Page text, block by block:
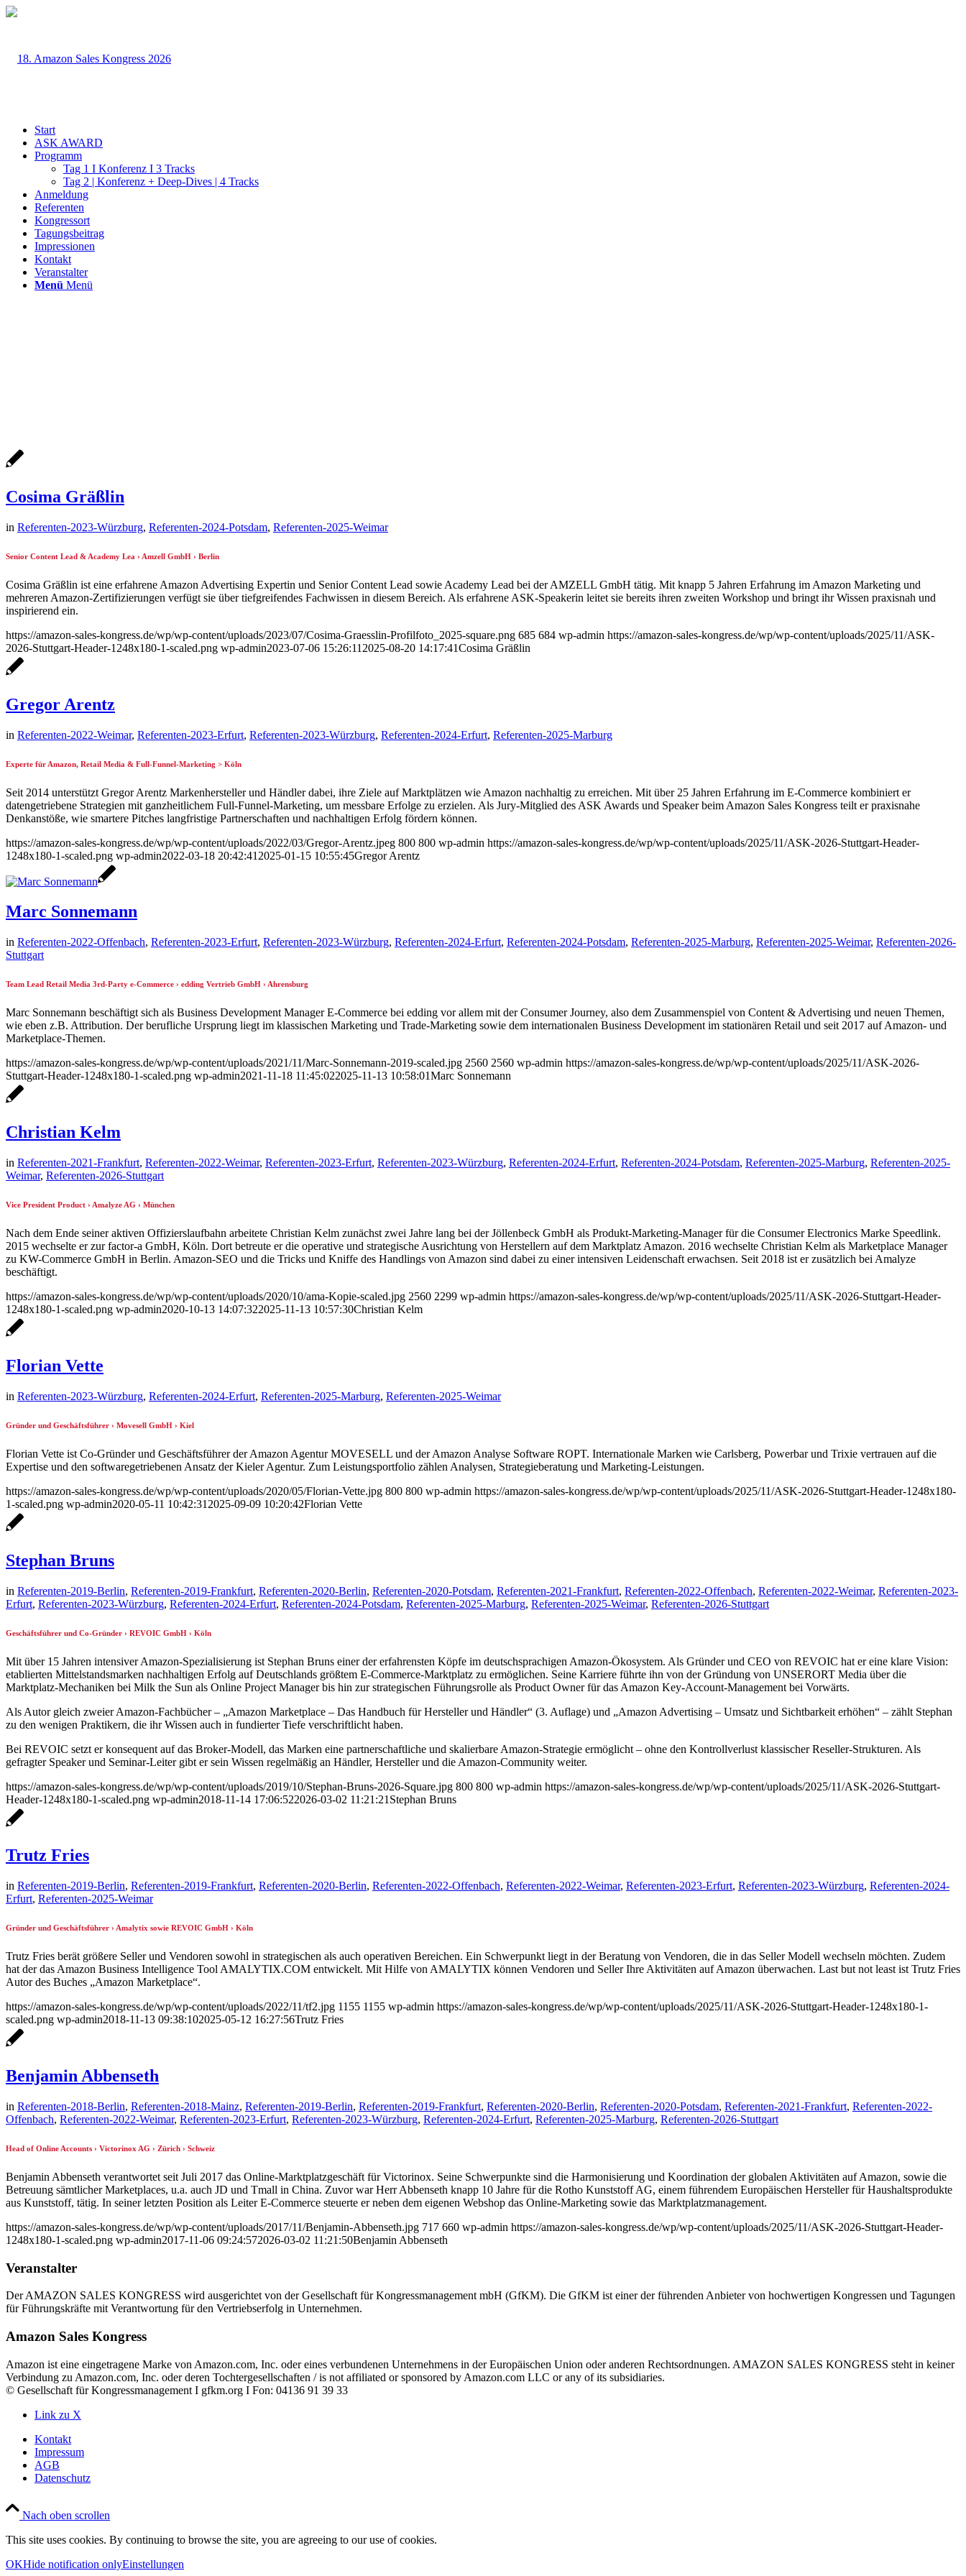
Start
ASK AWARD
Programm
Tag 1 I Konferenz I 3 Tracks
Tag 2 | Konferenz + Deep-Dives | 4 Tracks
Anmeldung
Referenten
Kongressort
Tagungsbeitrag
Impressionen
Kontakt
Veranstalter
Menü Menü
Cosima Gräßlin
in Referenten-2023-Würzburg, Referenten-2024-Potsdam, Referenten-2025-Weimar
Senior Content Lead & Academy Lea › Amzell GmbH › Berlin
Cosima Gräßlin ist eine erfahrene Amazon Advertising Expertin und Senior Content Lead sowie Academy Lead bei der AMZELL GmbH tätig. Mit knapp 5 Jahren Erfahrung im Amazon Marketing und
mehreren Amazon-Zertifizierungen verfügt sie über tiefgreifendes Fachwissen in diesem Bereich. Als erfahrene ASK-Speakerin leitet sie bereits ihren zweiten Workshop und bringt ihr Wissen praxisnah und
inspirierend ein.
https://amazon-sales-kongress.de/wp/wp-content/uploads/2023/07/Cosima-Graesslin-Profilfoto_2025-square.png 685 684 wp-admin https://amazon-sales-kongress.de/wp/wp-content/uploads/2025/11/ASK-
2026-Stuttgart-Header-1248x180-1-scaled.png wp-admin2023-07-06 15:26:11 2025-08-20 14:17:41Cosima Gräßlin
Gregor Arentz
in Referenten-2022-Weimar, Referenten-2023-Erfurt, Referenten-2023-Würzburg, Referenten-2024-Erfurt, Referenten-2025-Marburg
Experte für Amazon, Retail Media & Full-Funnel-Marketing > Köln
Seit 2014 unterstützt Gregor Arentz Markenhersteller und Händler dabei, ihre Ziele auf Marktplätzen wie Amazon nachhaltig zu erreichen. Mit über 25 Jahren Erfahrung im E-Commerce kombiniert er
datengetriebene Strategien mit ganzheitlichem Full-Funnel-Marketing, um messbare Erfolge zu erzielen. Als Jury-Mitglied des ASK Awards und Speaker beim Amazon Sales Kongress teilt er praxisnahe
Denkanstöße, wie smartere Pitches langfristige Partnerschaften und nachhaltigen Erfolg fördern können.
https://amazon-sales-kongress.de/wp/wp-content/uploads/2022/03/Gregor-Arentz.jpeg 800 800 wp-admin https://amazon-sales-kongress.de/wp/wp-content/uploads/2025/11/ASK-2026-Stuttgart-Header-
1248x180-1-scaled.png wp-admin2022-03-18 20:42:41 2025-01-15 10:55:45Gregor Arentz
Marc Sonnemann
in Referenten-2022-Offenbach, Referenten-2023-Erfurt, Referenten-2023-Würzburg, Referenten-2024-Erfurt, Referenten-2024-Potsdam, Referenten-2025-Marburg, Referenten-2025-Weimar, Referenten-2026-
Stuttgart
Team Lead Retail Media 3rd-Party e-Commerce › edding Vertrieb GmbH › Ahrensburg
Marc Sonnemann beschäftigt sich als Business Development Manager E-Commerce bei edding vor allem mit der Consumer Journey, also dem Zusammenspiel von Content & Advertising und neuen Themen,
wie eben z.B. Attribution. Der berufliche Ursprung liegt im klassischen Marketing und Trade-Marketing sowie dem internationalen Business Development im stationären Retail und seit 2017 auf Amazon- und
Marketplace-Themen.
https://amazon-sales-kongress.de/wp/wp-content/uploads/2021/11/Marc-Sonnemann-2019-scaled.jpg 2560 2560 wp-admin https://amazon-sales-kongress.de/wp/wp-content/uploads/2025/11/ASK-2026-
Stuttgart-Header-1248x180-1-scaled.png wp-admin2021-11-18 11:45:022025-11-13 10:58:01Marc Sonnemann
Christian Kelm
in Referenten-2021-Frankfurt, Referenten-2022-Weimar, Referenten-2023-Erfurt, Referenten-2023-Würzburg, Referenten-2024-Erfurt, Referenten-2024-Potsdam, Referenten-2025-Marburg, Referenten-2025-
Weimar, Referenten-2026-Stuttgart
Vice President Product › Amalyze AG › München
Nach dem Ende seiner aktiven Offizierslaufbahn arbeitete Christian Kelm zunächst zwei Jahre lang bei der Jöllenbeck GmbH als Produkt-Marketing-Manager für die Consumer Electronics Marke Speedlink.
2015 wechselte er zur factor-a GmbH, Köln. Dort betreute er die operative und strategische Ausrichtung von Herstellern auf dem Marktplatz Amazon. 2016 wechselte Christian Kelm als Marketplace Manager
zu KW-Commerce GmbH in Berlin. Amazon-SEO und die Tricks und Kniffe des Handlings von Amazon sind dabei zu einer intensiven Leidenschaft erwachsen. Seit 2018 ist er zusätzlich bei Amalyze
beschäftigt.
https://amazon-sales-kongress.de/wp/wp-content/uploads/2020/10/ama-Kopie-scaled.jpg 2560 2299 wp-admin https://amazon-sales-kongress.de/wp/wp-content/uploads/2025/11/ASK-2026-Stuttgart-Header-
1248x180-1-scaled.png wp-admin2020-10-13 14:07:322025-11-13 10:57:30Christian Kelm
Florian Vette
in Referenten-2023-Würzburg, Referenten-2024-Erfurt, Referenten-2025-Marburg, Referenten-2025-Weimar
Gründer und Geschäftsführer › Movesell GmbH › Kiel
Florian Vette ist Co-Gründer und Geschäftsführer der Amazon Agentur MOVESELL und der Amazon Analyse Software ROPT. Internationale Marken wie Carlsberg, Powerbar und Trixie vertrauen auf die
Expertise und den softwaregetriebenen Ansatz der Kieler Agentur. Zum Leistungsportfolio zählen Analysen, Strategieberatung und Marketing-Leistungen.
https://amazon-sales-kongress.de/wp/wp-content/uploads/2020/05/Florian-Vette.jpg 800 800 wp-admin https://amazon-sales-kongress.de/wp/wp-content/uploads/2025/11/ASK-2026-Stuttgart-Header-1248x180-
1-scaled.png wp-admin2020-05-11 10:42:31 2025-09-09 10:20:42Florian Vette
Stephan Bruns
in Referenten-2019-Berlin, Referenten-2019-Frankfurt, Referenten-2020-Berlin, Referenten-2020-Potsdam, Referenten-2021-Frankfurt, Referenten-2022-Offenbach, Referenten-2022-Weimar, Referenten-2023-
Erfurt, Referenten-2023-Würzburg, Referenten-2024-Erfurt, Referenten-2024-Potsdam, Referenten-2025-Marburg, Referenten-2025-Weimar, Referenten-2026-Stuttgart
Geschäftsführer und Co-Gründer › REVOIC GmbH › Köln
Mit über 15 Jahren intensiver Amazon-Spezialisierung ist Stephan Bruns einer der erfahrensten Köpfe im deutschsprachigen Amazon-Ökosystem. Als Gründer und CEO von REVOIC hat er eine klare Vision:
etablierten Mittelstandsmarken nachhaltigen Erfolg auf Deutschlands größtem E-Commerce-Marktplatz zu ermöglichen. Seine Karriere führte ihn von der Gründung von UNSERORT Media über die
Marktplatz-Mechaniken bei Milk the Sun als Online Project Manager bis hin zur strategischen Führungsrolle als Product Owner für das Amazon Key-Account-Management bei Vorwärts.
Als Autor gleich zweier Amazon-Fachbücher – „Amazon Marketplace – Das Handbuch für Hersteller und Händler“ (3. Auflage) und „Amazon Advertising – Umsatz und Sichtbarkeit erhöhen“ – zählt Stephan
zu den wenigen Praktikern, die ihr Wissen auch in fundierter Tiefe verschriftlicht haben.
Bei REVOIC setzt er konsequent auf das Broker-Modell, das Marken eine partnerschaftliche und skalierbare Amazon-Strategie ermöglicht – ohne den Kontrollverlust klassischer Reseller-Strukturen. Als
gefragter Speaker und Seminar-Leiter gibt er sein Wissen regelmäßig an Händler, Hersteller und die Amazon-Community weiter.
https://amazon-sales-kongress.de/wp/wp-content/uploads/2019/10/Stephan-Bruns-2026-Square.jpg 800 800 wp-admin https://amazon-sales-kongress.de/wp/wp-content/uploads/2025/11/ASK-2026-Stuttgart-
Header-1248x180-1-scaled.png wp-admin2018-11-14 17:06:522026-03-02 11:21:21 Stephan Bruns
Trutz Fries
in Referenten-2019-Berlin, Referenten-2019-Frankfurt, Referenten-2020-Berlin, Referenten-2022-Offenbach, Referenten-2022-Weimar, Referenten-2023-Erfurt, Referenten-2023-Würzburg, Referenten-2024-
Erfurt, Referenten-2025-Weimar
Gründer und Geschäftsführer › Amalytix sowie REVOIC GmbH › Köln
Trutz Fries berät größere Seller und Vendoren sowohl in strategischen als auch operativen Bereichen. Ein Schwerpunkt liegt in der Beratung von Vendoren, die in das Seller Modell wechseln möchten. Zudem
hat der das Amazon Business Intelligence Tool AMALYTIX.COM entwickelt. Mit Hilfe von AMALYTIX können Vendoren und Seller Ihre Aktivitäten auf Amazon überwachen. Last but not least ist Trutz Fries
Autor des Buches „Amazon Marketplace“.
https://amazon-sales-kongress.de/wp/wp-content/uploads/2022/11/tf2.jpg 1155 1155 wp-admin https://amazon-sales-kongress.de/wp/wp-content/uploads/2025/11/ASK-2026-Stuttgart-Header-1248x180-1-
scaled.png wp-admin2018-11-13 09:38:102025-05-12 16:27:56Trutz Fries
Benjamin Abbenseth
in Referenten-2018-Berlin, Referenten-2018-Mainz, Referenten-2019-Berlin, Referenten-2019-Frankfurt, Referenten-2020-Berlin, Referenten-2020-Potsdam, Referenten-2021-Frankfurt, Referenten-2022-
Offenbach, Referenten-2022-Weimar, Referenten-2023-Erfurt, Referenten-2023-Würzburg, Referenten-2024-Erfurt, Referenten-2025-Marburg, Referenten-2026-Stuttgart
Head of Online Accounts › Victorinox AG › Zürich › Schweiz
Benjamin Abbenseth verantwortet seit Juli 2017 das Online-Marktplatzgeschäft für Victorinox. Seine Schwerpunkte sind die Harmonisierung und Koordination der globalen Aktivitäten auf Amazon, sowie die
Betreuung sämtlicher Marketplaces, u.a. auch JD und Tmall in China. Zuvor war Herr Abbenseth knapp 10 Jahre für die Rotho Kunststoff AG, einem führendem Europäischen Hersteller für Haushaltsprodukte
aus Kunststoff, tätig. In seiner letzten Position als Leiter E-Commerce steuerte er neben dem eigenen Webshop das Online-Marketing sowie das Marktplatzmanagement.
https://amazon-sales-kongress.de/wp/wp-content/uploads/2017/11/Benjamin-Abbenseth.jpg 717 660 wp-admin https://amazon-sales-kongress.de/wp/wp-content/uploads/2025/11/ASK-2026-Stuttgart-Header-
1248x180-1-scaled.png wp-admin2017-11-06 09:24:572026-03-02 11:21:50Benjamin Abbenseth
Veranstalter
Der AMAZON SALES KONGRESS wird ausgerichtet von der Gesellschaft für Kongressmanagement mbH (GfKM). Die GfKM ist einer der führenden Anbieter von hochwertigen Kongressen und Tagungen
für Führungskräfte mit Verantwortung für den Vertriebserfolg in Unternehmen.
Amazon Sales Kongress
Amazon ist eine eingetragene Marke von Amazon.com, Inc. oder eines verbundenen Unternehmens in der Europäischen Union oder anderen Rechtsordnungen. AMAZON SALES KONGRESS steht in keiner
Verbindung zu Amazon.com, Inc. oder deren Tochtergesellschaften / is not affiliated or sponsored by Amazon.com LLC or any of its subsidiaries.
© Gesellschaft für Kongressmanagement I gfkm.org I Fon: 04136 91 39 33
Link zu X
Kontakt
Impressum
AGB
Datenschutz
Nach oben scrollen
This site uses cookies. By continuing to browse the site, you are agreeing to our use of cookies.
OKHide notification onlyEinstellungen